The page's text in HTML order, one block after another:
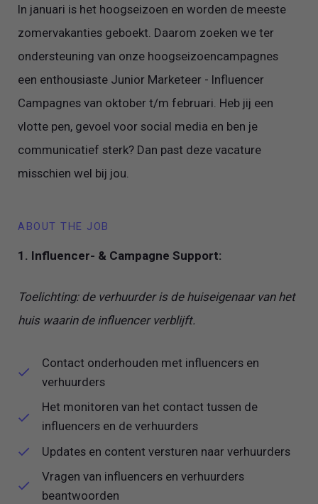
In januari is het hoogseizoen en worden de meeste
zomervakanties geboekt. Daarom zoeken we ter
ondersteuning van onze hoogseizoencampagnes
een enthousiaste Junior Marketeer - Influencer
Campagnes van oktober t/m februari. Heb jij een
vlotte pen, gevoel voor social media en ben je
communicatief sterk? Dan past deze vacature
misschien wel bij jou.
ABOUT THE JOB
1. Influencer- & Campagne Support:
Toelichting: de verhuurder is de huiseigenaar van het
huis waarin de influencer verblijft.
Contact onderhouden met influencers en
verhuurders
Het monitoren van het contact tussen de
influencers en de verhuurders
Updates en content versturen naar verhuurders
Vragen van influencers en verhuurders
beantwoorden